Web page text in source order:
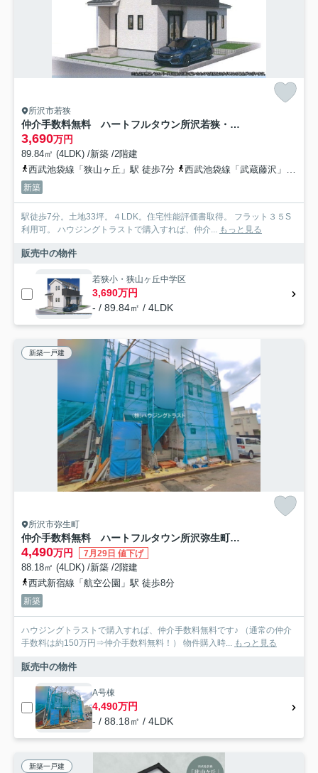
所沢市若狭
仲介手数料無料 ハートフルタウン所沢若狭・新築全1棟
3,690万円
89.84㎡ (4LDK) /新築 /2階建
西武池袋線「狭山ヶ丘」駅 徒歩7分
西武池袋線「武蔵藤沢」駅 徒歩25分
新築
駅徒歩7分。土地33坪。４LDK。住宅性能評価書取得。 フラット３５S
利用可。 ハウジングトラストで購入すれば、仲介... もっと見る
販売中の物件
若狭小・狭山ヶ丘中学区
3,690万円
- / 89.84㎡ / 4LDK
新築一戸建
所沢市弥生町
仲介手数料無料 ハートフルタウン所沢弥生町２期 A号棟
4,490万円 7月29日 値下げ
88.18㎡ (4LDK) /新築 /2階建
西武新宿線「航空公園」駅 徒歩8分
新築
ハウジングトラストで購入すれば、仲介手数料無料です♪ （通常の仲介
手数料は約150万円⇒仲介手数料無料！） 物件購入時... もっと見る
販売中の物件
A号棟
4,490万円
- / 88.18㎡ / 4LDK
新築一戸建